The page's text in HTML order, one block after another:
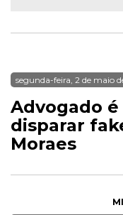
segunda-feira, 2 de maio
Advogado
disparar
Moraes